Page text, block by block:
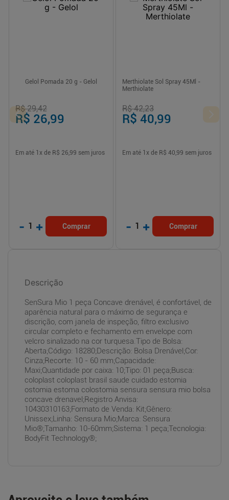
Gelol Pomada 20 g - Gelol
R$ 29,42
R$ 26,99
Em até 1 x de R$ 26,99 sem juros
- 1 + Comprar
Merthiolate Sol Spray 45Ml -
Merthiolate
R$ 42,23
R$ 40,99
Em até 1 x de R$ 40,99 sem juros
- 1 + Comprar
Descrição
SenSura Mio 1 peça Concave drenável, é confortável, de
aparência natural para o máximo de segurança e
discrição, com janela de inspeção, filtro exclusivo
circular completo e fechamento em envelope com
velcro sinalizado na cor turquesa.Tipo de Bolsa:
Aberta;Código: 18280;Descrição: Bolsa Drenável;Cor:
Cinza;Recorte: 10 - 60 mm;Capacidade:
Maxi;Quantidade por caixa: 10;Tipo: 01 peça;Busca:
coloplast coloplast brasil saude cuidado estomia
ostomia estoma colostomia sensura sensura mio bolsa
concave drenavel;Registro Anvisa:
10430310163;Formato de Venda: Kit;Gênero:
Unissex;Linha: Sensura Mio;Marca: Sensura
Mio®;Tamanho: 10-60mm;Sistema: 1 peça;Tecnologia:
BodyFit Technology®;